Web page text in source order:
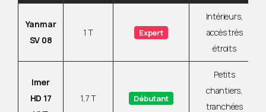
Yanmar
SV 08
1 T Expert
Intérieurs,
accès très
étroits
Imer
HD 17
1,7 T Débutant
Petits
chantiers,
tranchées